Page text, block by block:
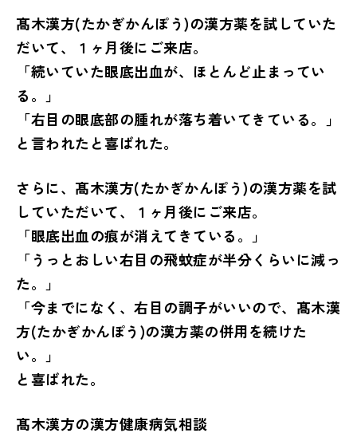
髙木漢方(たかぎかんぽう)の漢方薬を試していた
だいて、１ヶ月後にご来店。
「続いていた眼底出血が、ほとんど止まってい
る。」
「右目の眼底部の腫れが落ち着いてきている。」
と言われたと喜ばれた。
さらに、髙木漢方(たかぎかんぽう)の漢方薬を試
していただいて、１ヶ月後にご来店。
「眼底出血の痕が消えてきている。」
「うっとおしい右目の飛蚊症が半分くらいに減っ
た。」
「今までになく、右目の調子がいいので、髙木漢
方(たかぎかんぽう)の漢方薬の併用を続けた
い。」
と喜ばれた。
髙木漢方の漢方健康病気相談